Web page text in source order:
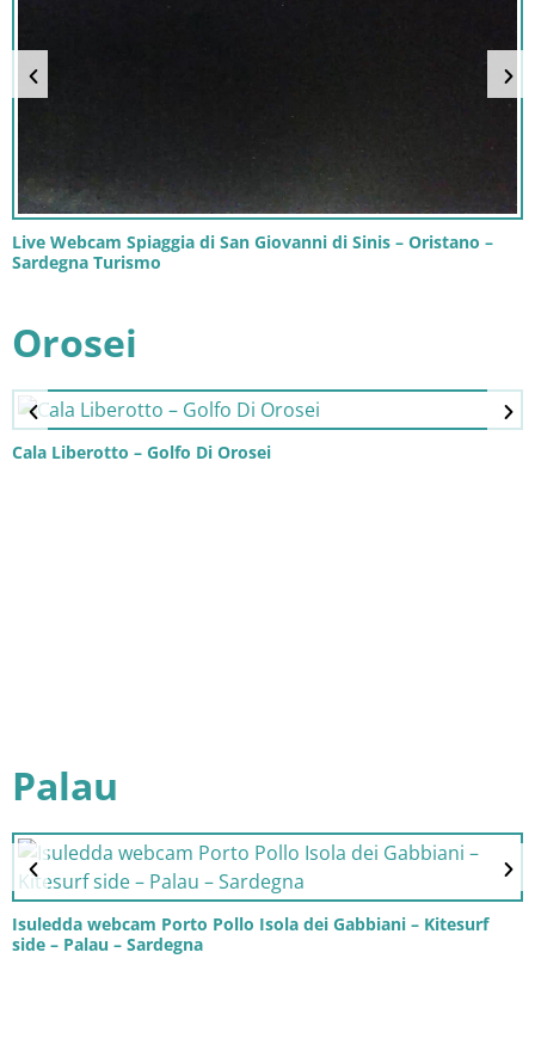
Live Webcam Spiaggia di San Giovanni di Sinis – Oristano –
Sardegna Turismo
Orosei
Cala Liberotto – Golfo Di Orosei
Palau
Isuledda webcam Porto Pollo Isola dei Gabbiani – Kitesurf
side – Palau – Sardegna